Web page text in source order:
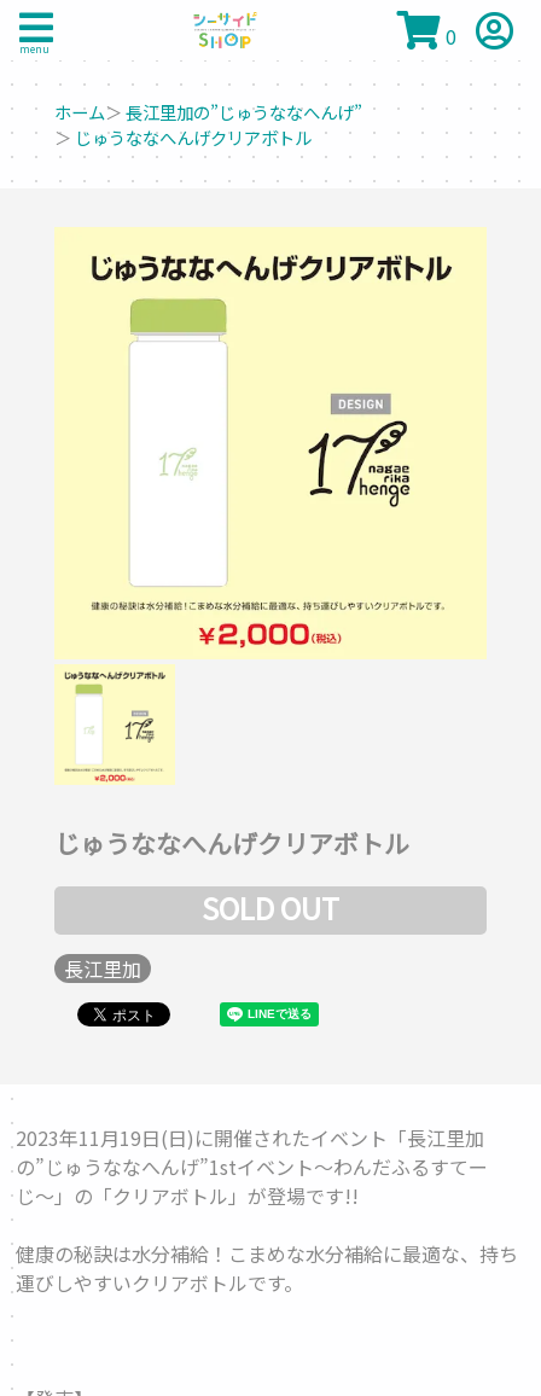
menu 0
ホーム＞長江里加の”じゅうななへんげ”
＞ じゅうななへんげクリアボトル
じゅうななへんげクリアボトル
SOLD OUT
長江里加
2023年11月19日(日)に開催されたイベント「長江里加
の”じゅうななへんげ”1stイベント〜わんだふるすてー
じ〜」の「クリアボトル 」が登場です!!
健康の秘訣は水分補給！こまめな水分補給に最適な、持ち
運びしやすいクリアボトルです。